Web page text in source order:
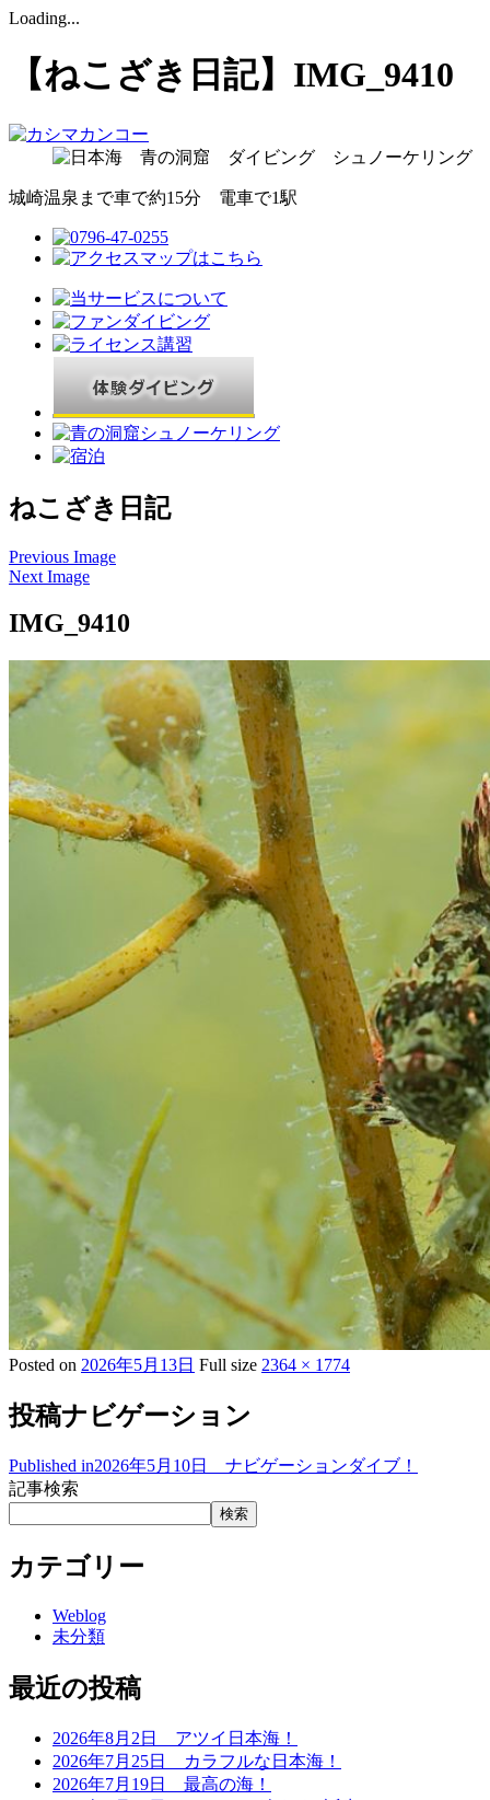
Loading...
【ねこざき日記】IMG_9410
城崎温泉まで車で約15分 電車で1駅
ねこざき日記
Previous Image
Next Image
IMG_9410
Posted on 2026年5月13日 Full size 2364 × 1774
投稿ナビゲーション
Published in2026年5月10日 ナビゲーションダイブ！
記事検索
検索
カテゴリー
Weblog
未分類
最近の投稿
2026年8月2日 アツイ日本海！
2026年7月25日 カラフルな日本海！
2026年7月19日 最高の海！